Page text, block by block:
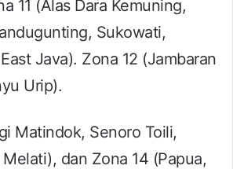
11 (Alas Dara Kemuning,
Sukowati,
Java). Zona 12 (Jambaran
Urip).
Matindok, Senoro Toili,
dan Zona 14 (Papua,